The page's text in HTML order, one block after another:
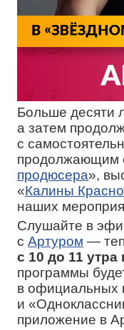
Больше десяти
а затем
с
продолжающим
продюсера»,
«Калины
наших
Слушайте в
с Артуром —
с 10 до 11
программы
в официальных
и
приложение в